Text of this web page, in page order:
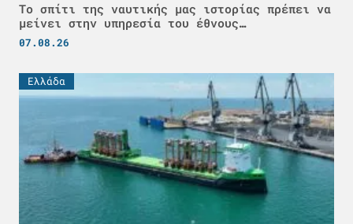
Το σπίτι της ναυτικής μας ιστορίας πρέπει να
μείνει στην υπηρεσία του έθνους…
07.08.26
Ελλάδα